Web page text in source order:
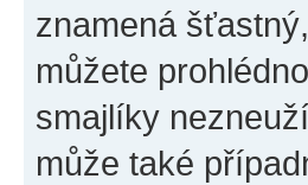
znamená
můžete
smajlíky
může také